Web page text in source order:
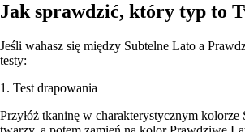
Jak sprawdzić, który typ to
Jeśli wahasz się między Subtelne Lato a
testy:
1. Test drapowania
Przyłóż tkaninę w charakterystycznym kolorze